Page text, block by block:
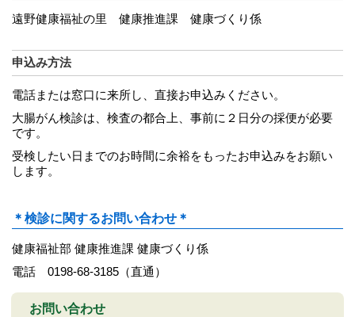
遠野健康福祉の里 健康推進課 健康づくり係
申込み方法
電話または窓口に来所し、直接お申込みください。
大腸がん検診は、検査の都合上、事前に２日分の採便が必要
です。
受検したい日までのお時間に余裕をもったお申込みをお願い
します。
＊検診に関するお問い合わせ＊
健康福祉部 健康推進課 健康づくり係
電話 0198-68-3185（直通）
お問い合わせ